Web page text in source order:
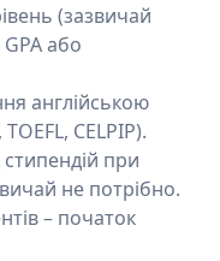
(зазвичай
або
англійською
CELPIP).
при
не потрібно.
– початок